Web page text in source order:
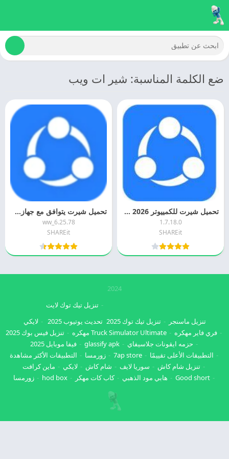
ضع الكلمة المناسبة: شير ات ويب
تحميل شيرت للكمييوتر 2026 Shareit For PC اخر اصدار
1.7.18.0
SHAREit
تحميل شيرت يتوافق مع جهازك 2026 SHAREIT برابط مباشر
6.25.78_ww
SHAREit
2024
تنزيل ماسنجر تنزيل تيك توك 2025
تنزيل تيك توك لايت
تحديث يوتيوب 2025
لايكي
فري فاير مهكره
Truck Simulator Ultimate مهكره
تنزيل فيس بوك 2025
حزمه ايقونات جلاسيفاي
glassify apk
فيفا موبايل 2025
التطبيقات الأعلى تقييمًا
7ap store زورمسا
التطبيقات الأكثر مشاهدة
تنزيل شام كاش
سوريا لايف شام كاش لايكي
ماين كرافت
Good short
هابي مود الذهبي كاب كات مهكر hod box زورمسا